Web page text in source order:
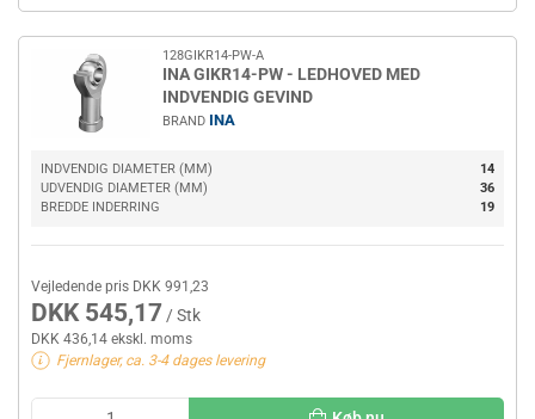
128GIKR14-PW-A
INA GIKR14-PW - LEDHOVED MED
INDVENDIG GEVIND
BRAND INA
INDVENDIG DIAMETER (MM)
14
UDVENDIG DIAMETER (MM)
36
BREDDE INDERRING
19
Vejledende pris DKK 991,23
DKK 545,17 / Stk
DKK 436,14 ekskl. moms
Fjernlager, ca. 3-4 dages levering